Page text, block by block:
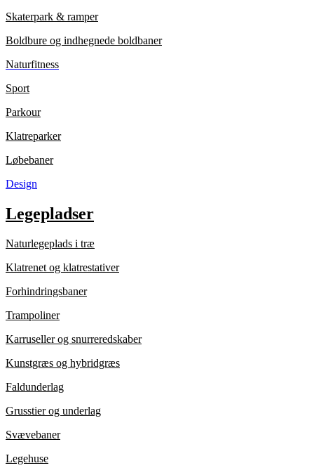
Skaterpark & ramper
Boldbure og indhegnede boldbaner
Naturfitness
Sport
Parkour
Klatreparker
Løbebaner
Design
Legepladser
Naturlegeplads i træ
Klatrenet og klatrestativer
Forhindringsbaner
Trampoliner
Karruseller og snurreredskaber
Kunstgræs og hybridgræs
Faldunderlag
Grusstier og underlag
Svævebaner
Legehuse